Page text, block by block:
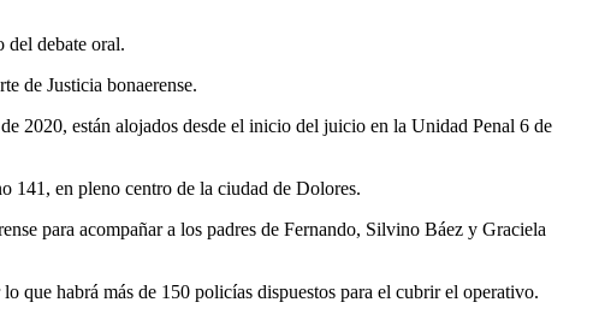
del debate oral.
de Justicia bonaerense.
2020, están alojados desde el inicio del juicio en la Unidad Penal 6 de
141, en pleno centro de la ciudad de Dolores.
para acompañar a los padres de Fernando, Silvino Báez y Graciela
que habrá más de 150 policías dispuestos para el cubrir el operativo.